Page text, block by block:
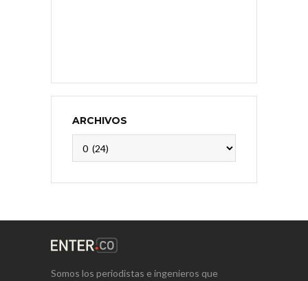
ARCHIVOS
Somos los periodistas e ingenieros que